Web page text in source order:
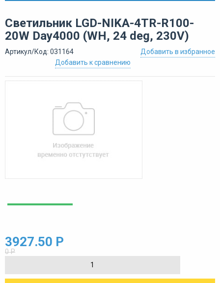
Светильник LGD-NIKA-4TR-R100-
20W Day4000 (WH, 24 deg, 230V)
Артикул/Код: 031164
Добавить в избранное
Добавить к сравнению
3927.50 Р
0 Р